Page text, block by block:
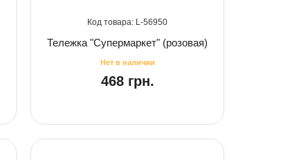
56950
Тележка "Супермаркет" (розовая)
468 грн.